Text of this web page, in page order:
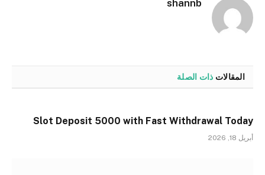
shannb
المقالات ذات الصلة
Slot Deposit 5000 with Fast Withdrawal Today
أبريل 18, 2026